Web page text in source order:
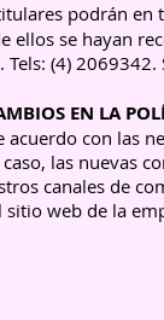
podrán en
ellos se hayan
(4) 2069342.
EN LA
acuerdo con las
las nuevas
canales de
web de la